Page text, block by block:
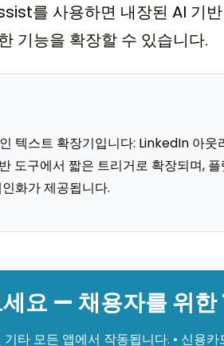
를 사용하면 내장된 AI 기
기능을 확장할 수 있습니다.
텍스트 확장기입니다: LinkedIn 아웃
구에서 짧은 트리거로 확장되며,
화가 제공됩니다.
요 — 채용자를 위한
타 모든 앱에서 작동됩니다. • 신용